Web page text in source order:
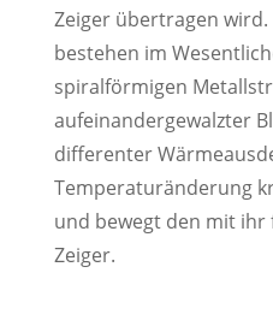
Zeiger übertragen
bestehen im
spiralförmigen
aufeinandergewalzter
differenter
Temperaturänderung
und bewegt den mit
Zeiger.